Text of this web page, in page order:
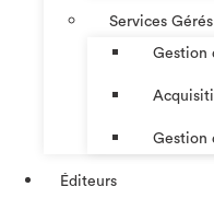
Services Gérés
Gestion
Gestion
Éditeurs